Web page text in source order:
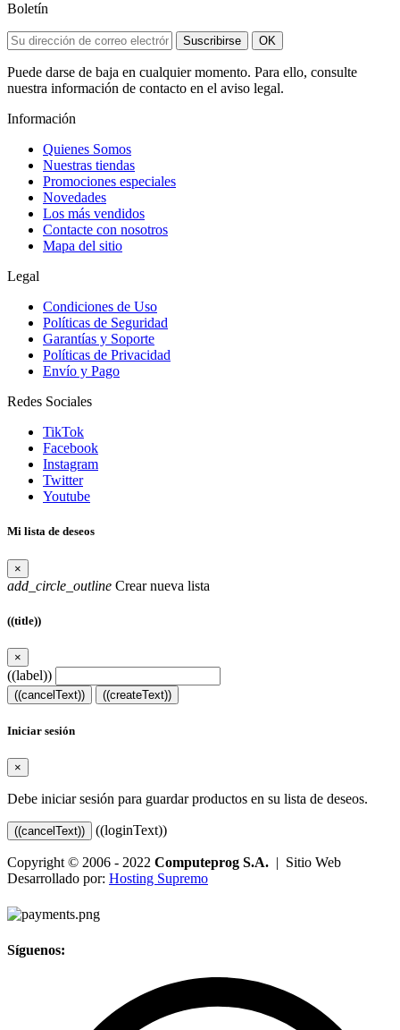
Boletín
Suscribirse OK
Puede darse de baja en cualquier momento. Para ello, consulte
nuestra información de contacto en el aviso legal.
Información
Quienes Somos
Nuestras tiendas
Promociones especiales
Novedades
Los más vendidos
Contacte con nosotros
Mapa del sitio
Legal
Condiciones de Uso
Políticas de Seguridad
Garantías y Soporte
Políticas de Privacidad
Envío y Pago
Redes Sociales
TikTok
Facebook
Instagram
Twitter
Youtube
Mi lista de deseos
×
add_circle_outline Crear nueva lista
((title))
×
((label))
((cancelText)) ((createText))
Iniciar sesión
×
Debe iniciar sesión para guardar productos en su lista de deseos.
((cancelText)) ((loginText))
Copyright © 2006 - 2022 Computeprog S.A. | Sitio Web
Desarrollado por: Hosting Supremo
Síguenos: